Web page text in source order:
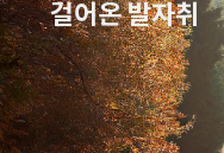
걸어온 발자취